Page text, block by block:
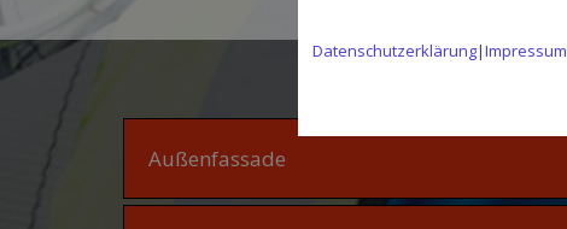
Außenfassade
Datenschutzerklärung|Impressum